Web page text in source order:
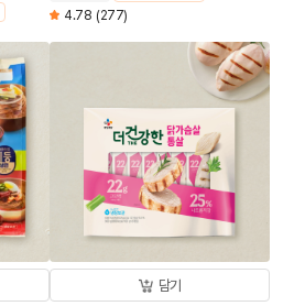
4.78 (277)
담기